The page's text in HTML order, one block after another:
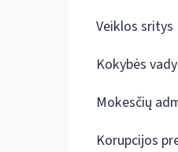
Veiklos sritys
Kokybės
Mokesčių
Korupcijos